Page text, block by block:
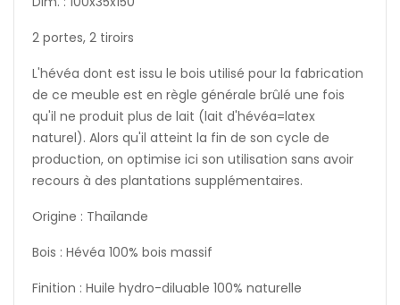
2 portes, 2 tiroirs
L'hévéa dont est issu le bois utilisé pour la fabrication
de ce meuble est en règle générale brûlé une fois
qu'il ne produit plus de lait (lait d'hévéa=latex
naturel). Alors qu'il atteint la fin de son cycle de
production, on optimise ici son utilisation sans avoir
recours à des plantations supplémentaires.
Origine : Thaïlande
Bois : Hévéa 100% bois massif
Finition : Huile hydro-diluable 100% naturelle